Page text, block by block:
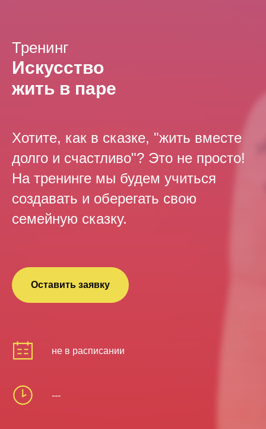
Тренинг
Искусство
жить в паре
Хотите, как в сказке, "жить вместе
долго и счастливо"? Это не просто!
На тренинге мы будем учиться
создавать и оберегать свою
семейную сказку.
Оставить заявку
не в расписании
---